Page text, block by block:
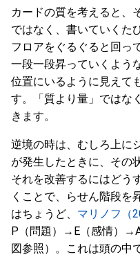
カードの質を考えると、
ではなく、書いていくた
フロアをぐるぐると回っ
一段一段昇っていくよう
位置にいるように見えて
す。「質より量」ではな
きます。
逆境の時は、むしろ上に
が発生したときに、その
それを改善するにはどう
くことで、らせん階段を
はちょうど、 マリノフ（
P（問題）→E（感情）
図参照）。これは頭の中